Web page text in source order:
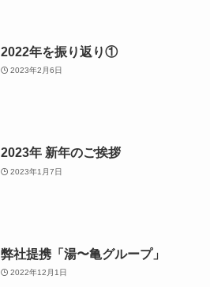
2022年を振り返り①
2023年2月6日
2023年 新年のご挨拶
2023年1月7日
弊社提携「湯〜亀グループ」
2022年12月1日